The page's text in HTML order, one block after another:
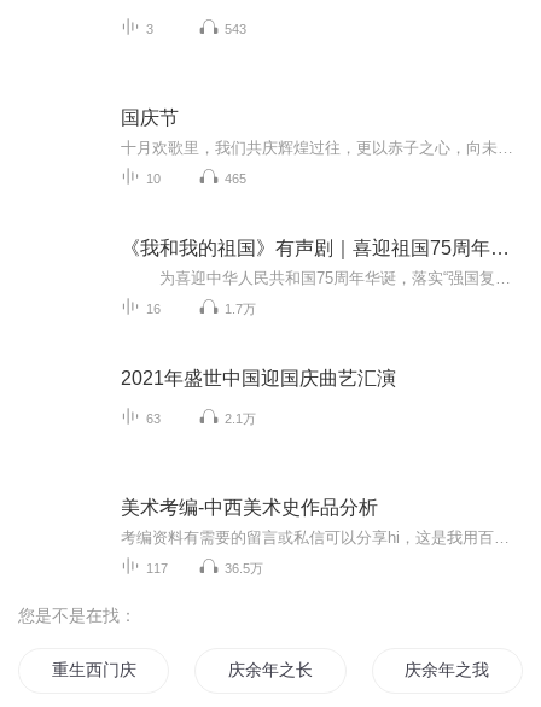
3 543
国庆节
10 465
《我和我的祖国》有声剧｜喜迎祖国75周年华诞
16 1.7万
2021年盛世中国迎国庆曲艺汇演
63 2.1万
美术考编-中西美术史作品分析
117 36.5万
您是不是在找：
重生西门庆 庆余年之长歌行 庆余年之我叫王